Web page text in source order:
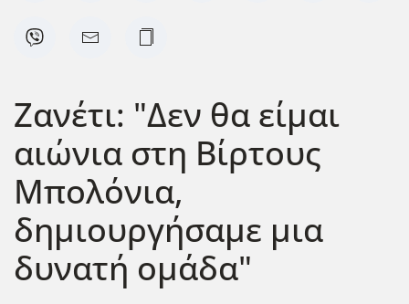
Ζανέτι: "Δεν θα είμαι
αιώνια στη Βίρτους
Μπολόνια,
δημιουργήσαμε μια
δυνατή ομάδα"